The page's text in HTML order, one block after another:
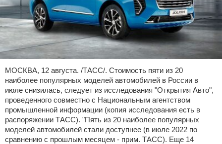
МОСКВА, 12 августа. /ТАСС/. Стоимость пяти из 20
наиболее популярных моделей автомобилей в России в
июле снизилась, следует из исследования "Открытия Авто",
проведенного совместно с Национальным агентством
промышленной информации (копия исследования есть в
распоряжении ТАСС). "Пять из 20 наиболее популярных
моделей автомобилей стали доступнее (в июле 2022 по
сравнению с прошлым месяцем - прим. ТАСС). Еще 14